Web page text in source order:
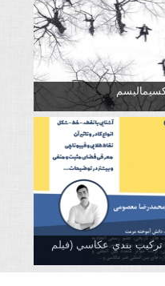
تركيب بندي عكاسي (فیلم